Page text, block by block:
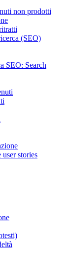
non prodotti
(SEO)
SEO: Search
stories